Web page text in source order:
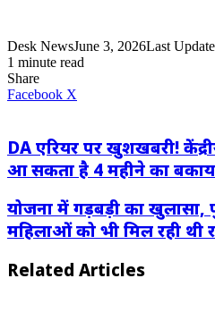
Desk NewsJune 3, 2026Last
1 minute read
Share
Facebook X
DA एरियर पर खुशखबरी!
आ सकता है 4 महीने का
योजना में गड़बड़ी का
महिलाओं को भी मिल रही थी
Related Articles